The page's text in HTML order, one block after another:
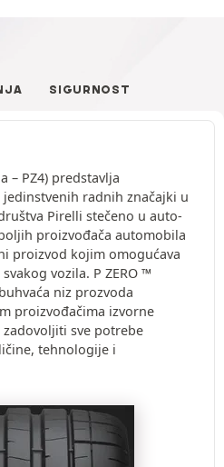
SIGURNOST
– PZ4) predstavlja
radnih značajki u
Pirelli stečeno u auto-
proizvođača automobila
proizvod kojim omogućava
vozila. P ZERO ™
niz prozvoda
proizvođačima izvorne
sve potrebe
tehnologije i